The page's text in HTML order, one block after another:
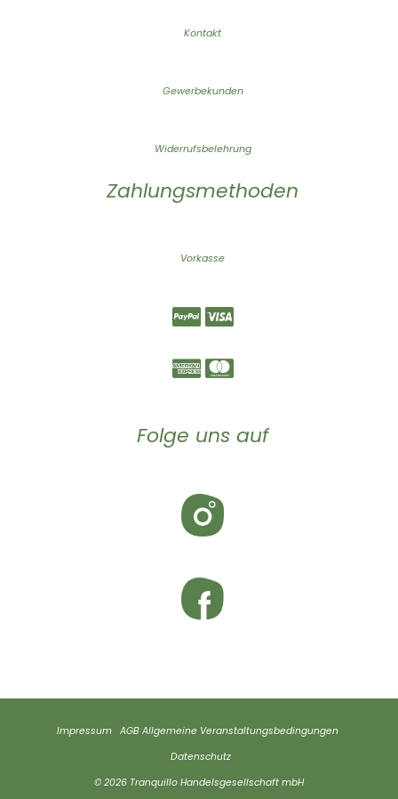
Kontakt
Gewerbekunden
Widerrufsbelehrung
Zahlungsmethoden
Vorkasse
Folge uns auf
Impressum AGB Allgemeine Veranstaltungsbedingungen
Datenschutz
© 2026 Tranquillo Handelsgesellschaft mbH